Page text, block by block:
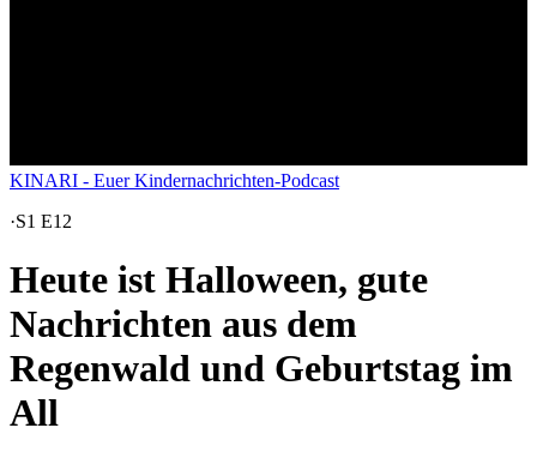
KINARI - Euer Kindernachrichten-Podcast
·S1 E12
Heute ist Halloween, gute
Nachrichten aus dem
Regenwald und Geburtstag im
All